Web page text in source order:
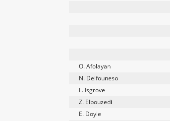
O. Afolayan
N. Delfouneso
L. Isgrove
Z. Elbouzedi
E. Doyle